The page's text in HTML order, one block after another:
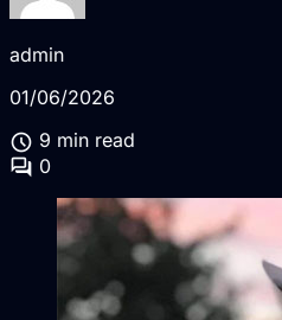
admin
01/06/2026
schedule 9 min read
forum 0